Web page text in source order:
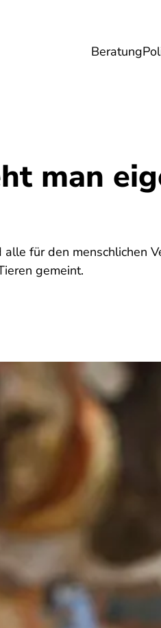
Beratung
Gesundheit
man
für den menschlichen
gemeint.